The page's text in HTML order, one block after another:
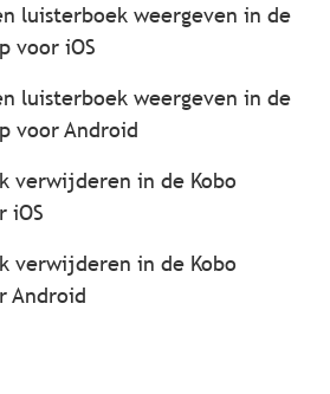
luisterboek weergeven in de
voor iOS
luisterboek weergeven in de
voor Android
verwijderen in de Kobo
iOS
verwijderen in de Kobo
Android